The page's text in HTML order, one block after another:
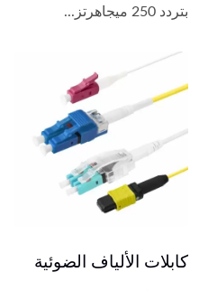
بتردد 250 ميجاهرتز...
كابلات الألياف الضوئية